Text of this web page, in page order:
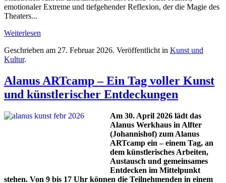
emotionaler Extreme und tiefgehender Reflexion, der die Magie des
Theaters...
Weiterlesen
Geschrieben am 27. Februar 2026. Veröffentlicht in Kunst und
Kultur.
Alanus ARTcamp – Ein Tag voller Kunst
und künstlerischer Entdeckungen
Am 30. April 2026 lädt das
Alanus Werkhaus in Alfter
(Johannishof) zum Alanus
ARTcamp ein – einem Tag, an
dem künstlerisches Arbeiten,
Austausch und gemeinsames
Entdecken im Mittelpunkt
stehen. Von 9 bis 17 Uhr können die Teilnehmenden in einem